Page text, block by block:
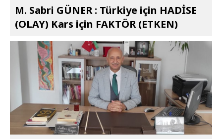
M. Sabri GÜNER : Türkiye için HADİSE
(OLAY) Kars için FAKTÖR (ETKEN)